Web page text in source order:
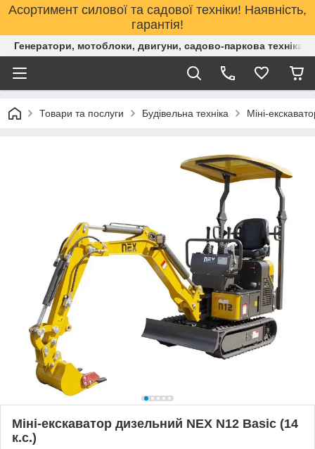
Асортимент силової та садової техніки! Наявність,
гарантія!
Генератори, мотоблоки, двигуни, садово-паркова техніка.
Товари та послуги Будівельна техніка Міні-
Міні-екскаватор дизельний NEX N12 Basic (14
к.с.)